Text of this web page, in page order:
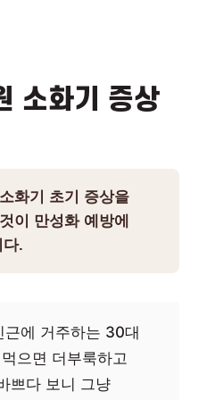
소화기 증상
화기 초기 증상을
이 만성화 예방에
다.
에 거주하는 30대
으면 더부룩하고
쁘다 보니 그냥